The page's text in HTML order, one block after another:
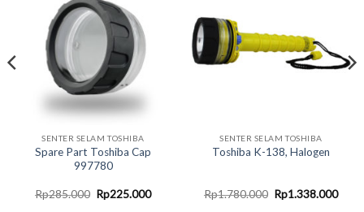
SENTER SELAM TOSHIBA
Spare Part Toshiba Cap
997780
Rp285.000 Original
price
Rp225.000Current
SENTER SELAM TOSHIBA
Toshiba K-138, Halogen
Rp1.780.000 Original
price
Rp1.338.000